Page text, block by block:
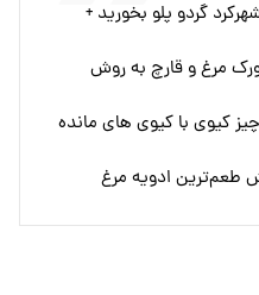
گردو پلو بخورید +
مرغ و قارچ به روش
کیوی با کیوی های مانده
طعم‌ترین ادویه مرغ